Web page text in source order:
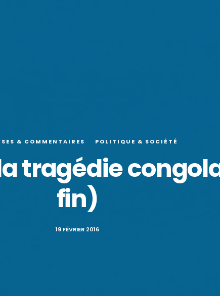
& COMMENTAIRES POLITIQUE & SOCIÉTÉ
tragédie
19 FÉVRIER 2016